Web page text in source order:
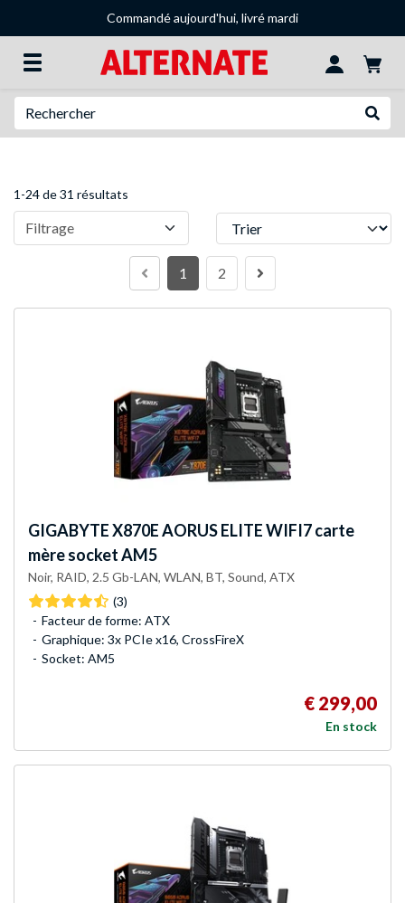
Commandé aujourd'hui, livré mardi
1-24 de 31 résultats
Filtrage Trier
1 2
GIGABYTEX870E AORUS ELITE WIFI7 carte
mère socket AM5
Noir, RAID, 2.5 Gb-LAN, WLAN, BT, Sound, ATX
(3)
Facteur de forme: ATX
Graphique: 3x PCIe x16, CrossFireX
Socket: AM5
€ 299,00
En stock